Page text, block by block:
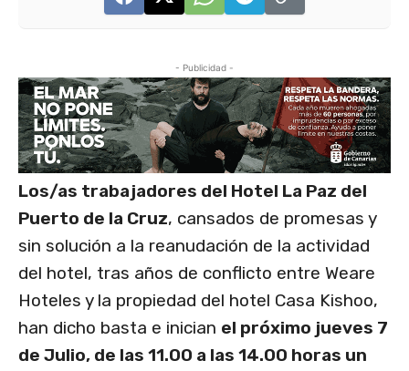
- Publicidad -
Los/as trabajadores del Hotel La Paz del
Puerto de la Cruz, cansados de promesas y
sin solución a la reanudación de la actividad
del hotel, tras años de conflicto entre Weare
Hoteles y la propiedad del hotel Casa Kishoo,
han dicho basta e inician el próximo jueves 7
de Julio, de las 11.00 a las 14.00 horas un